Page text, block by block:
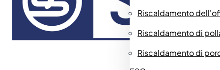
Riscaldamento
Riscaldamento di
Riscaldamento di
contenitore-grande